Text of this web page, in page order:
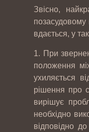
Звісно,
вдається, у
1. При
положення
ухиляється
рішення про
вирішує
необхідно
відповідно